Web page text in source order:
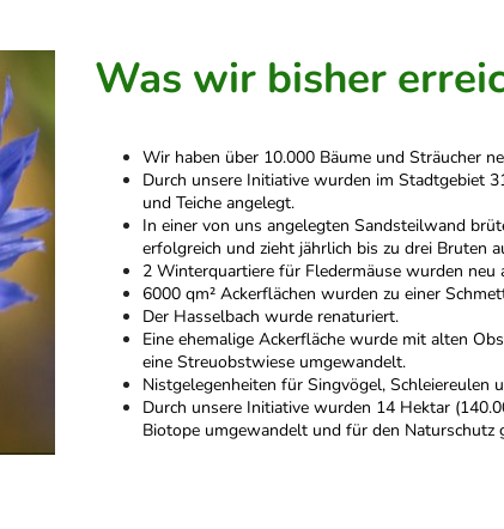
Was wir bisher
Wir haben über 10.000 Bäume und Sträucher
Durch unsere Initiative wurden im Stadtgebiet
und Teiche angelegt.
In einer von uns angelegten Sandsteilwand
erfolgreich und zieht jährlich bis zu drei Bruten
2 Winterquartiere für Fledermäuse wurden neu
6000 qm² Ackerflächen wurden zu einer
Der Hasselbach wurde renaturiert.
Eine ehemalige Ackerfläche wurde mit alten
eine Streuobstwiese umgewandelt.
Nistgelegenheiten für Singvögel, Schleiereulen
Durch unsere Initiative wurden 14 Hektar
Biotope umgewandelt und für den Naturschutz